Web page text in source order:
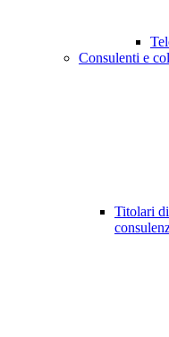
Consulenti e
Titolari